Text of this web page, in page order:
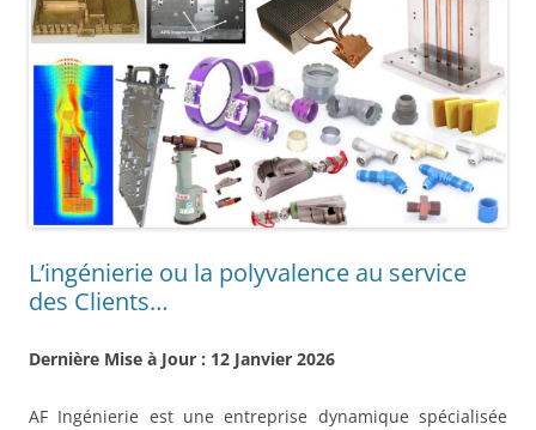
L’ingénierie ou la polyvalence au service
des Clients…
Dernière Mise à Jour : 12 Janvier 2026
AF Ingénierie est une entreprise dynamique spécialisée